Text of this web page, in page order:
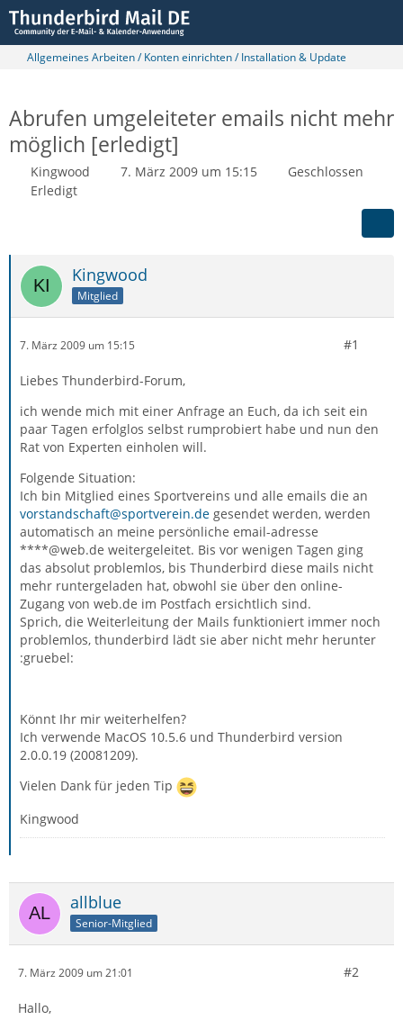
Allgemeines Arbeiten / Konten einrichten / Installation & Update
Abrufen umgeleiteter emails nicht mehr
möglich [erledigt]
Kingwood 7. März 2009 um 15:15
Geschlossen
Erledigt
Kingwood
Mitglied
7. März 2009 um 15:15 #1
Liebes Thunderbird-Forum,
ich wende mich mit einer Anfrage an Euch, da ich seit ein
paar Tagen erfolglos selbst rumprobiert habe und nun den
Rat von Experten einholen will.
Folgende Situation:
Ich bin Mitglied eines Sportvereins und alle emails die an
vorstandschaft@sportverein.de gesendet werden, werden
automatisch an meine persönliche email-adresse
****@web.de weitergeleitet. Bis vor wenigen Tagen ging
das absolut problemlos, bis Thunderbird diese mails nicht
mehr runtergeladen hat, obwohl sie über den online-
Zugang von web.de im Postfach ersichtlich sind.
Sprich, die Weiterleitung der Mails funktioniert immer noch
problemlos, thunderbird lädt sie aber nicht mehr herunter
:gruebel:
Könnt Ihr mir weiterhelfen?
Ich verwende MacOS 10.5.6 und Thunderbird version
2.0.0.19 (20081209).
Vielen Dank für jeden Tip
Kingwood
allblue
Senior-Mitglied
7. März 2009 um 21:01 #2
Hallo,